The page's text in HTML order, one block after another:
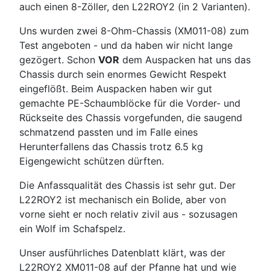
auch einen 8-Zöller, den L22ROY2 (in 2 Varianten).
Uns wurden zwei 8-Ohm-Chassis (XM011-08) zum
Test angeboten - und da haben wir nicht lange
gezögert. Schon VOR dem Auspacken hat uns das
Chassis durch sein enormes Gewicht Respekt
eingeflößt. Beim Auspacken haben wir gut
gemachte PE-Schaumblöcke für die Vorder- und
Rückseite des Chassis vorgefunden, die saugend
schmatzend passten und im Falle eines
Herunterfallens das Chassis trotz 6.5 kg
Eigengewicht schützen dürften.
Die Anfassqualität des Chassis ist sehr gut. Der
L22ROY2 ist mechanisch ein Bolide, aber von
vorne sieht er noch relativ zivil aus - sozusagen
ein Wolf im Schafspelz.
Unser ausführliches Datenblatt klärt, was der
L22ROY2 XM011-08 auf der Pfanne hat und wie